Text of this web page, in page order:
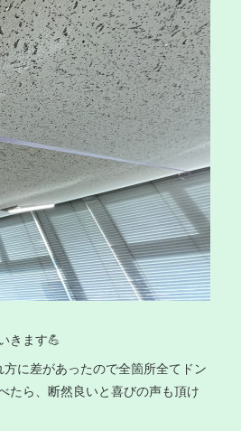
きます💪
に差があったので全箇所全てドン
たら、断然良いと喜びの声も頂け